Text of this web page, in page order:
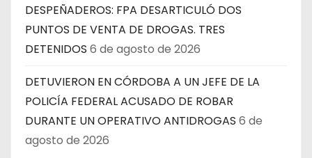
DESPEÑADEROS: FPA DESARTICULÓ DOS
PUNTOS DE VENTA DE DROGAS. TRES
DETENIDOS 6 de agosto de 2026
DETUVIERON EN CÓRDOBA A UN JEFE DE LA
POLICÍA FEDERAL ACUSADO DE ROBAR
DURANTE UN OPERATIVO ANTIDROGAS 6 de
agosto de 2026